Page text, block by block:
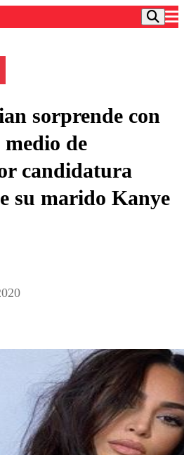
TV
Católica
de Chile
sorprende con
de
candidatura
su marido Kanye